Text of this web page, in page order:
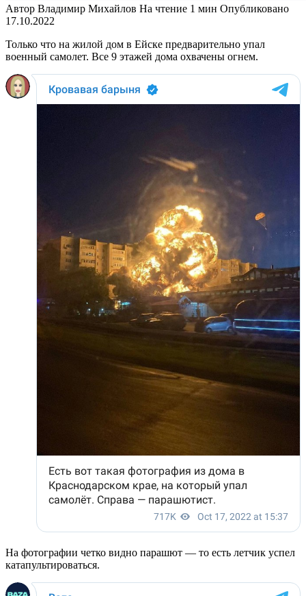
Автор Владимир Михайлов На чтение 1 мин Опубликовано
17.10.2022
Только что на жилой дом в Ейске предварительно упал
военный самолет. Все 9 этажей дома охвачены огнем.
На фотографии четко видно парашют — то есть летчик успел
катапультироваться.